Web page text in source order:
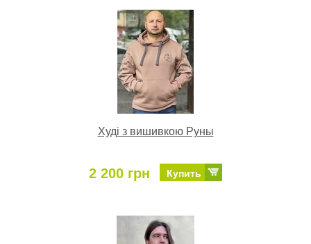
Худі з вишивкою Руны
2 200 грн Купить